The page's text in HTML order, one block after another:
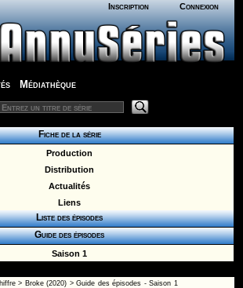
Inscription Connexion
Médiathèque
Fiche de la série
Production
Distribution
Actualités
Liens
Liste des épisodes
Guide des épisodes
Saison 1
> Broke (2020) >Guide des épisodes - Saison 1